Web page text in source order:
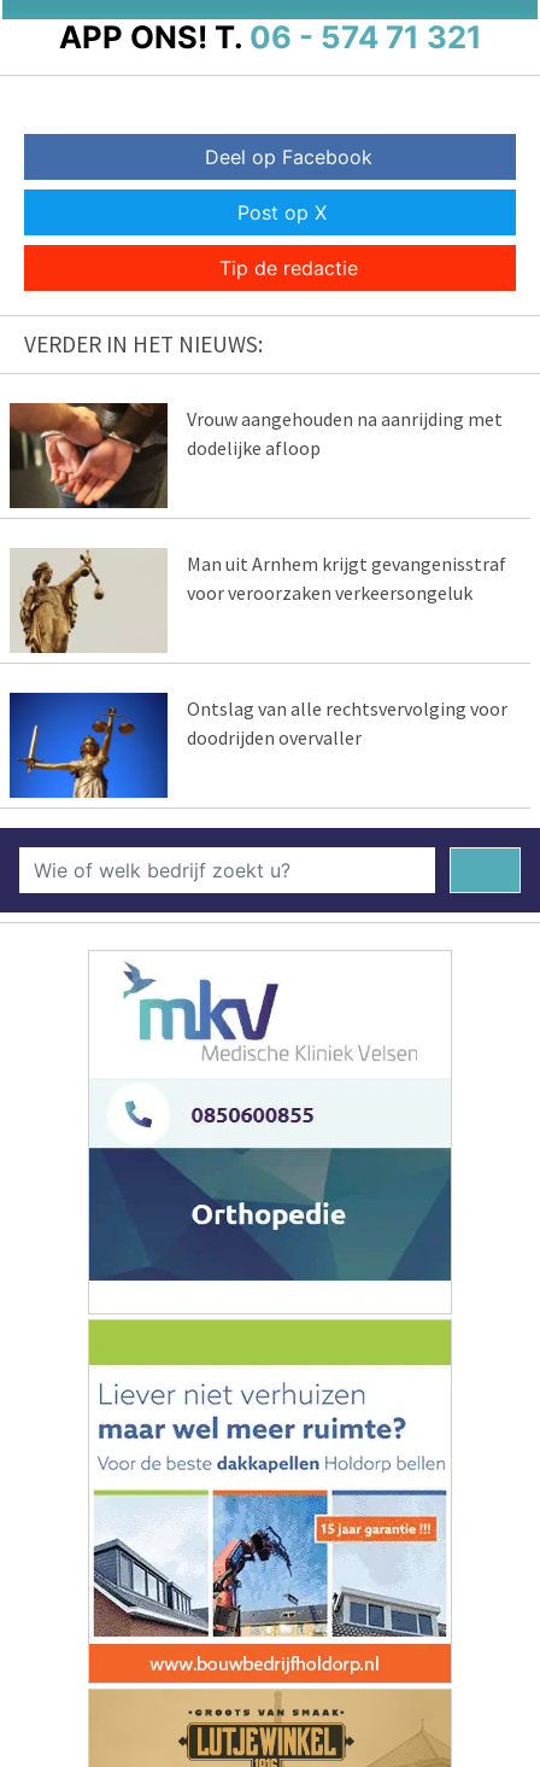
APP ONS! T. 06 - 574 71 321
Deel op Facebook
Post op X
Tip de redactie
VERDER IN HET NIEUWS:
Vrouw aangehouden na aanrijding met
dodelijke afloop
Man uit Arnhem krijgt gevangenisstraf
voor veroorzaken verkeersongeluk
Ontslag van alle rechtsvervolging voor
doodrijden overvaller